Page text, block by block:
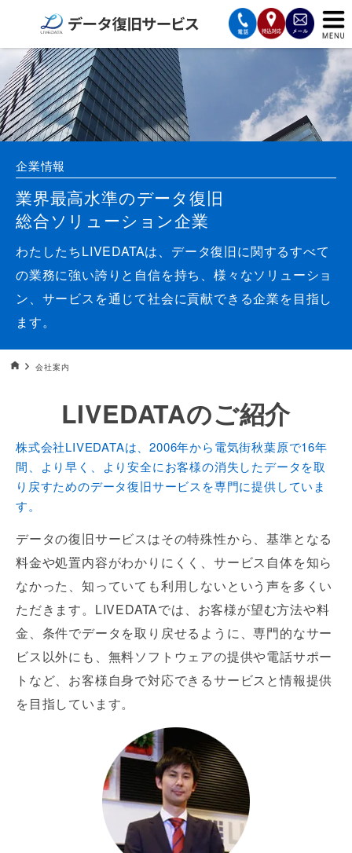
サービスの案内
復旧費用と納期
サービスの流れ
対応メディア
データ復旧事例
お客様の声
会社案内
企業情報
業界最高水準のデータ復旧
総合ソリューション企業
わたしたちLIVEDATAは、データ復旧に関するすべて
の業務に強い誇りと自信を持ち、様々なソリューショ
ン、サービスを通じて社会に貢献できる企業を目指し
ます。
データ復旧HOME
会社案内
LIVEDATAのご紹介
株式会社LIVEDATAは、2006年から電気街秋葉原で16年
間、より早く、より安全にお客様の消失したデータを取
り戻すためのデータ復旧サービスを専門に提供していま
す。
データの復旧サービスはその特殊性から、基準となる
料金や処置内容がわかりにくく、サービス自体を知ら
なかった、知っていても利用しないという声を多くい
ただきます。LIVEDATAでは、お客様が望む方法や料
金、条件でデータを取り戻せるように、専門的なサー
ビス以外にも、無料ソフトウェアの提供や電話サポー
トなど、お客様自身で対応できるサービスと情報提供
を目指しています。